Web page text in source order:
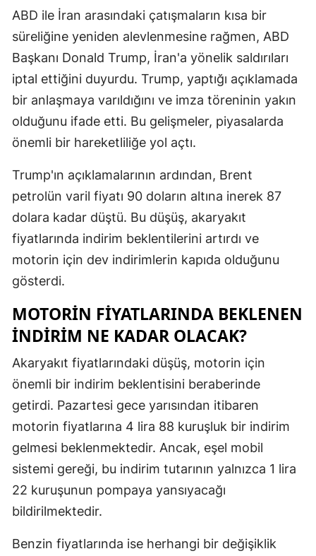
Kastamonu
Kayseri
Kırklareli
Kırşehir
Kütahya
Mardin
Muş
Niğde
Ordu
Samsun
ABD ile İran arasındaki çatışmaların kısa bir
süreliğine yeniden alevlenmesine rağmen, ABD
Başkanı Donald Trump, İran'a yönelik saldırıları
iptal ettiğini duyurdu. Trump, yaptığı açıklamada
bir anlaşmaya varıldığını ve imza töreninin yakın
olduğunu ifade etti. Bu gelişmeler, piyasalarda
önemli bir hareketliliğe yol açtı.
Trump'ın açıklamalarının ardından, Brent
petrolün varil fiyatı 90 doların altına inerek 87
dolara kadar düştü. Bu düşüş, akaryakıt
fiyatlarında indirim beklentilerini artırdı ve
motorin için dev indirimlerin kapıda olduğunu
gösterdi.
MOTORIN FIYATLARINDA BEKLENEN
İNDIRIM NE KADAR OLACAK?
Akaryakıt fiyatlarındaki düşüş, motorin için
önemli bir indirim beklentisini beraberinde
getirdi. Pazartesi gece yarısından itibaren
motorin fiyatlarına 4 lira 88 kuruşluk bir indirim
gelmesi beklenmektedir. Ancak, eşel mobil
sistemi gereği, bu indirim tutarının yalnızca 1 lira
22 kuruşunun pompaya yansıyacağı
bildirilmektedir.
Benzin fiyatlarında ise herhangi bir değişiklik